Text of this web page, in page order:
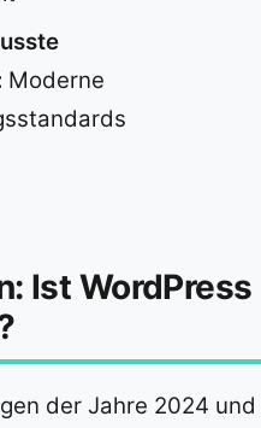
Moderne
Ist WordPress
der Jahre 2024 und